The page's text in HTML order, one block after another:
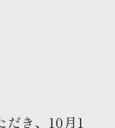
だき、10月1